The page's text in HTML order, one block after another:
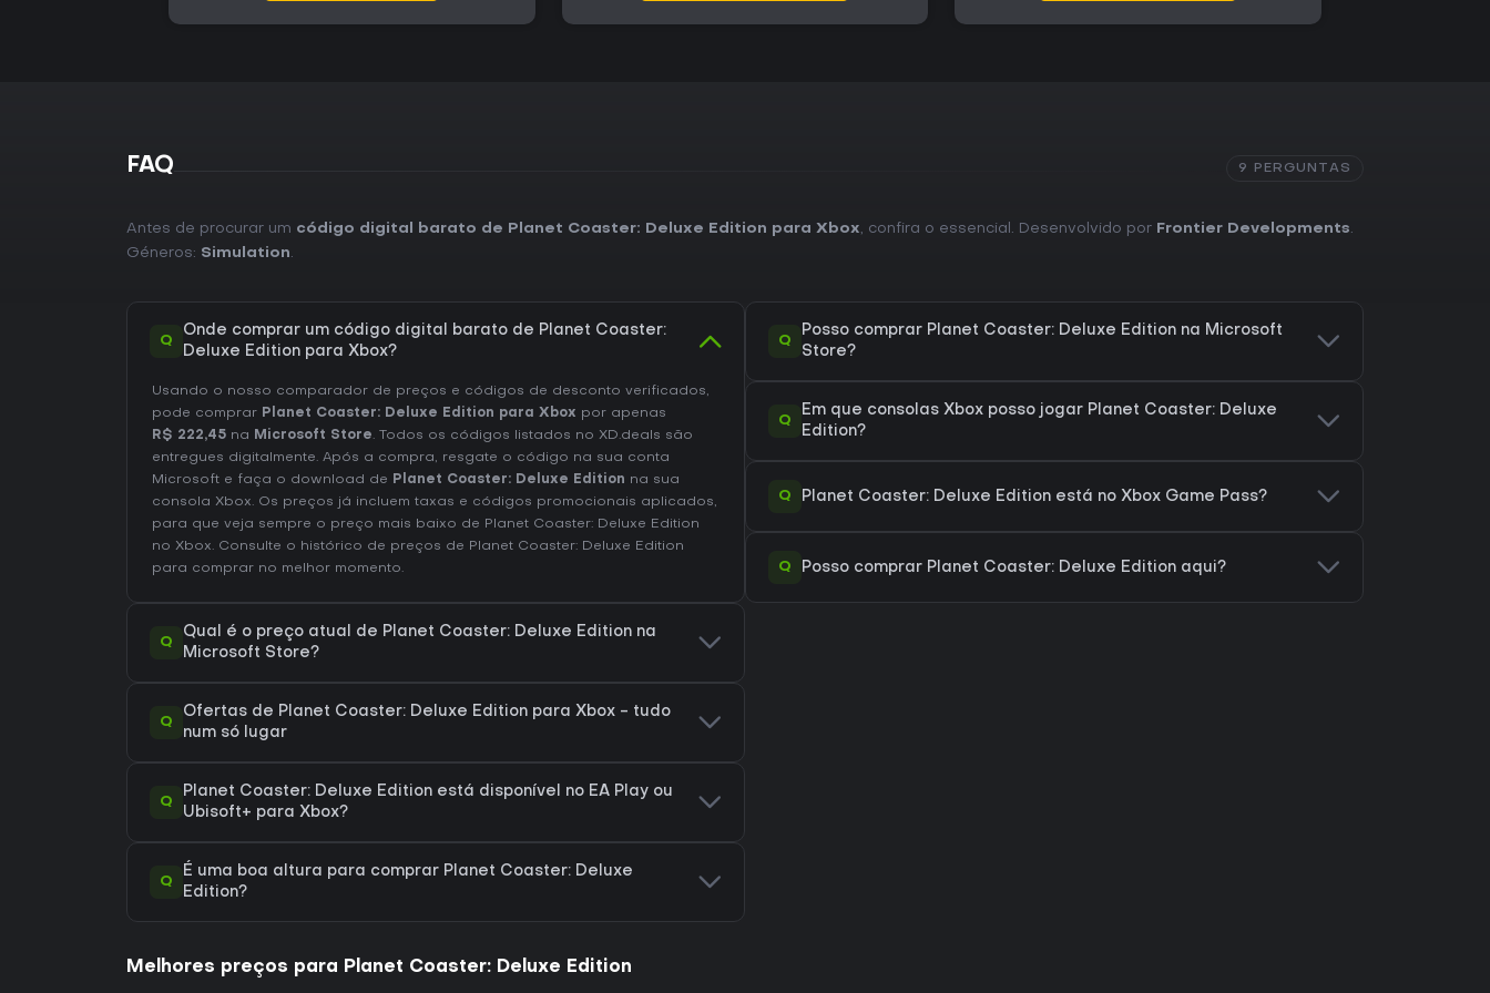
FAQ 9 PERGUNTAS
Antes de procurar um código digital barato de Planet Coaster: Deluxe Edition para Xbox, confira o essencial. Desenvolvido por Frontier Developments.
Géneros: Simulation.
Q
Onde comprar um código digital barato de Planet Coaster:
Deluxe Edition para Xbox?
Usando o nosso comparador de preços e códigos de desconto verificados,
pode comprar Planet Coaster: Deluxe Edition para Xbox por apenas
R$ 222,45 na Microsoft Store. Todos os códigos listados no XD.deals são
entregues digitalmente. Após a compra, resgate o código na sua conta
Microsoft e faça o download de Planet Coaster: Deluxe Edition na sua
consola Xbox. Os preços já incluem taxas e códigos promocionais aplicados,
para que veja sempre o preço mais baixo de Planet Coaster: Deluxe Edition
no Xbox. Consulte o histórico de preços de Planet Coaster: Deluxe Edition
para comprar no melhor momento.
Q
Qual é o preço atual de Planet Coaster: Deluxe Edition na
Microsoft Store?
Q
Ofertas de Planet Coaster: Deluxe Edition para Xbox - tudo
num só lugar
Q
Planet Coaster: Deluxe Edition está disponível no EA Play ou
Ubisoft+ para Xbox?
Q
É uma boa altura para comprar Planet Coaster: Deluxe
Edition?
Q
Posso comprar Planet Coaster: Deluxe Edition na Microsoft
Store?
Q
Em que consolas Xbox posso jogar Planet Coaster: Deluxe
Edition?
Q Planet Coaster: Deluxe Edition está no Xbox Game Pass?
Q Posso comprar Planet Coaster: Deluxe Edition aqui?
Melhores preços para Planet Coaster: Deluxe Edition